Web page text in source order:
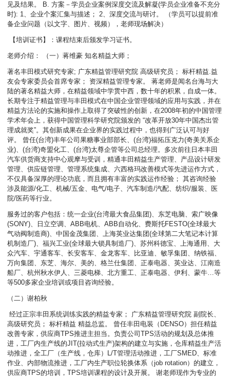
见及结果。 B. 方案－学员企业案例深度交流及解凝(学员企业准备不充分
时): 1、企业个案汇集与描述； 2、深度交流与研讨。 （学员可以提前准
备企业问题（以文字、图片、视频），老师现场解决）
【培训证书】：课程结束后颁发学习证书。
老师介绍： （一）蒋维豪 知名精益大师；
著名丰田模式研究专家; 广东精益管理研究院 高级研究员； 标杆精益.益
友会专家委员会首席专家； 资深精益管理专家。 蒋老师是闻名台海与大
陆的著名精益大师，在精益领域中学贯中西，数十年的积累，自成一体。
长期专注于精益管理与丰田模式在中国企业管理领域的应用与实践，并在
精益方法论的实施和操作上取得了突破性的创新，在2008年初的中国管理
学术年会上，获得中国管理科学研究院颁发的 “改革开放30年中国杰出管
理成就奖”。其创新成果在企业界的实践过程中，也得到广泛认可与好
评。 曾任(台湾)丰年公司果糖事业部部长、(台湾)福拓压克力(奇美关系企
业)、(台湾)奇盟化工、(台湾)太尊企管等公司总经理。多次前往日本丰田
汽车供货商支持中心观摩与受训，精通丰田精益生产管理、产品设计研发
管理、供应链管理、管理系统集成、六西格玛改善模式等先进运作方式，
不仅具备深厚的理论功底，而且拥有丰富的实践运作经验； 其咨询经验
涉及能源/化工、机械/五金、电气/电子、汽车制造/汽配、纺织/服装、医
院/医药等行业。
服务过的客户包括：统一企业(台湾最大食品集团)、东芝电脑、索广映像
(SONY)、日立空调、ABB电机、ABB自动化、费斯托FESTO(全球最大
气动阀制造商)、中国金茂集团、上海英业达集团(全球第二大笔记本计算
机制造厂)、福兴工业(全球最大锁具制造厂)、苏州科德宝、上海通用、大
众汽车、宇通客车、长安客车、金龙客车、比亚迪、敏孚集团、纳铁福、
万向集团、东芝、海尔、美的、格兰仕集团、正泰电器、英业达、江南造
船厂、杭州秋水伊人、三菱电梯、北方重工、正泰电器、伊利、蒙牛…等
等500多家企业培训或项目咨询经验。
（二）谢柏秋
经过正宗丰田系统训练实践的精益专家； 广东精益管理研究院 副院长、
高级研究员； 标杆精益 精益总监。 曾任丰田电装（DENSO）担任精益
改善专家，供应商TPS推进主担当。负责公司TPS活动的规划及总体推
进，工厂内生产线的JIT(拉动式生产)架构的建立与实施，仓库精益生产活
动推进，全工厂（生产线，仓库）L/T管理活动推进，工厂SMED、标准
作业、内部物流推进，工厂内生产职位轮换体系（job rotation）的建立，
供应商TPS的培训，TPS培训课程的设计及开展。 谢老师现作为专业的